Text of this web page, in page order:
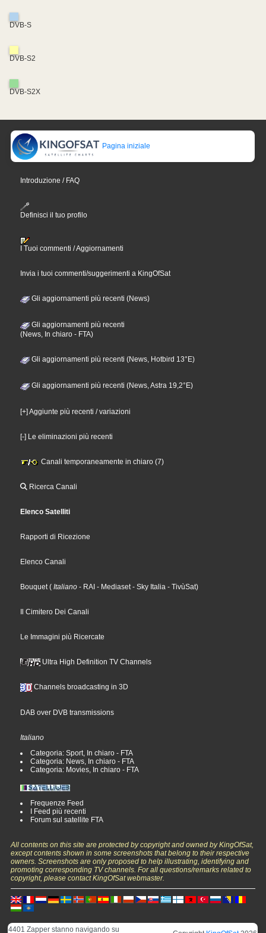
DVB-S
DVB-S2
DVB-S2X
Pagina iniziale
Introduzione / FAQ
Definisci il tuo profilo
I Tuoi commenti / Aggiornamenti
Invia i tuoi commenti/suggerimenti a KingOfSat
Gli aggiornamenti più recenti (News)
Gli aggiornamenti più recenti
(News, In chiaro - FTA)
Gli aggiornamenti più recenti (News, Hotbird 13°E)
Gli aggiornamenti più recenti (News, Astra 19,2°E)
[+] Aggiunte più recenti / variazioni
[-] Le eliminazioni più recenti
Canali temporaneamente in chiaro (7)
Ricerca Canali
Elenco Satelliti
Rapporti di Ricezione
Elenco Canali
Bouquet ( Italiano - RAI - Mediaset - Sky Italia - TivùSat)
Il Cimitero Dei Canali
Le Immagini più Ricercate
Ultra High Definition TV Channels
Channels broadcasting in 3D
DAB over DVB transmissions
Italiano
Categoria: Sport, In chiaro - FTA
Categoria: News, In chiaro - FTA
Categoria: Movies, In chiaro - FTA
Frequenze Feed
I Feed più recenti
Forum sul satellite FTA
All contents on this site are protected by copyright and owned by KingOfSat,
except contents shown in some screenshots that belong to their respective
owners. Screenshots are only proposed to help illustrating, identifying and
promoting corresponding TV channels. For all questions/remarks related to
copyright, please contact KingOfSat webmaster.
4401 Zapper stanno navigando su